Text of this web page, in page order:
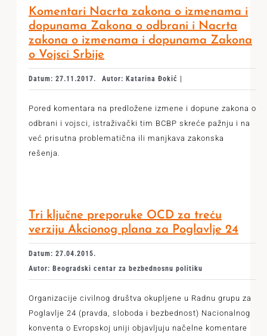
Komentari Nacrta zakona o izmenama i
dopunama Zakona o odbrani i Nacrta
zakona o izmenama i dopunama Zakona
o Vojsci Srbije
Datum: 27.11.2017. Autor: Katarina Đokić |
Pored komentara na predložene izmene i dopune zakona o
odbrani i vojsci, istraživački tim BCBP skreće pažnju i na
već prisutna problematična ili manjkava zakonska
rešenja.
Tri ključne preporuke OCD za treću
verziju Akcionog plana za Poglavlje 24
Datum: 27.04.2015.
Autor: Beogradski centar za bezbednosnu politiku
Organizacije civilnog društva okupljene u Radnu grupu za
Poglavlje 24 (pravda, sloboda i bezbednost) Nacionalnog
konventa o Evropskoj uniji objavljuju načelne komentare